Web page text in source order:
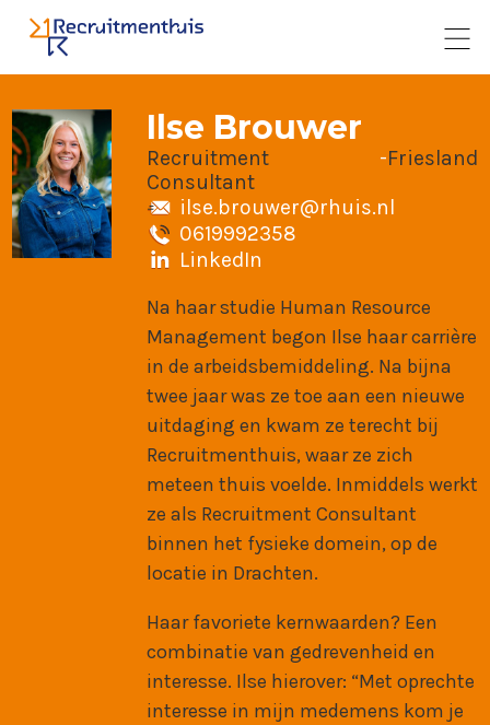
Ilse Brouwer
Recruitment
Consultant
-Friesland
ilse.brouwer@rhuis.nl
0619992358
LinkedIn
Na haar studie Human Resource
Management begon Ilse haar carrière
in de arbeidsbemiddeling. Na bijna
twee jaar was ze toe aan een nieuwe
uitdaging en kwam ze terecht bij
Recruitmenthuis, waar ze zich
meteen thuis voelde. Inmiddels werkt
ze als Recruitment Consultant
binnen het fysieke domein, op de
locatie in Drachten.
Haar favoriete kernwaarden? Een
combinatie van gedrevenheid en
interesse. Ilse hierover: “Met oprechte
interesse in mijn medemens kom je